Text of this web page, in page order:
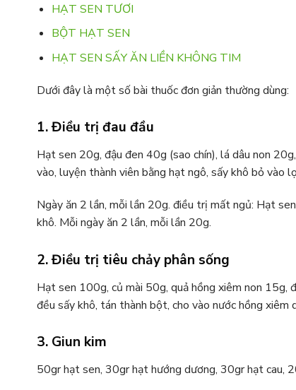
HẠT SEN TƯƠI
BỘT HẠT SEN
HẠT SEN SẤY ĂN LIỀN KHÔNG TIM
Dưới đây là một số bài thuốc đơn giản thường dùng:
1. Điều trị đau đầu
Hạt sen 20g, đậu đen 40g (sao chín), lá dâu non
vào, luyện thành viên bằng hạt ngô, sấy khô bỏ vào
Ngày ăn 2 lần, mỗi lần 20g. điều trị mất ngủ: Hạt
khô. Mỗi ngày ăn 2 lần, mỗi lần 20g.
2. Điều trị tiêu chảy phân sống
Hạt sen 100g, củ mài 50g, quả hồng xiêm non 15g,
đều sấy khô, tán thành bột, cho vào nước hồng xiêm
3. Giun kim
50gr hạt sen, 30gr hạt hướng dương, 30gr hạt cau,